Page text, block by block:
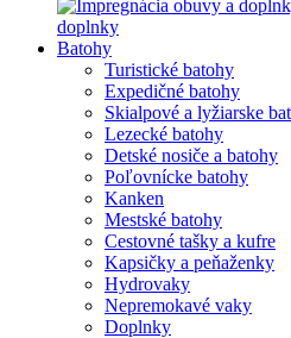
doplnky
Batohy
Turistické batohy
Expedičné batohy
Skialpové a lyžiarske
Lezecké batohy
Detské nosiče a batohy
Poľovnícke batohy
Kanken
Mestské batohy
Cestovné tašky a kufre
Kapsičky a peňaženky
Hydrovaky
Nepremokavé vaky
Doplnky